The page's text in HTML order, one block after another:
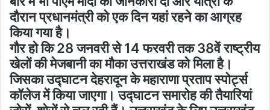
दौरान प्रधानमंत्री को एक दिन यहां रहने का आग्रह
किया गया है।
गौर हो कि 28 जनवरी से 14 फरवरी तक 38वें राष्ट्रीय
खेलों की मेजबानी का मौका उत्तराखंड को मिला है।
जिसका उद्घाटन देहरादून के महाराणा प्रताप स्पोर्ट्स
कॉलेज में किया जाएगा। उद्घाटन समारोह की तैयारियां